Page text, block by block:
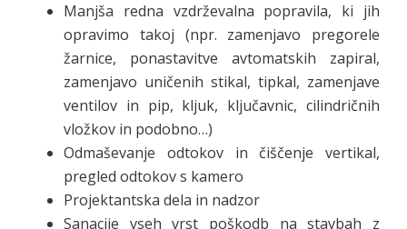
Manjša redna vzdrževalna popravila, ki jih
opravimo takoj (npr. zamenjavo pregorele
žarnice, ponastavitve avtomatskih zapiral,
zamenjavo uničenih stikal, tipkal, zamenjave
ventilov in pip, kljuk, ključavnic, cilindričnih
vložkov in podobno…)
Odmaševanje odtokov in čiščenje vertikal,
pregled odtokov s kamero
Projektantska dela in nadzor
Sanacije vseh vrst poškodb na stavbah z